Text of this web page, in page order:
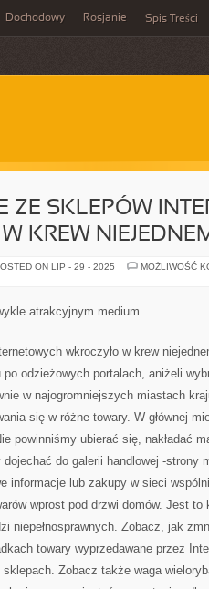
Dochodowy Rosjanie Spis Treści
ZE SKLEPÓW
KREW
ON LIP - 29 - 2025
MOŻLIWOŚĆ
atrakcyjnym medium
wkroczyło w krew
odzieżowych portalach, aniżeli
w najogromniejszych miastach
się w różne towary. W głównej
powinniśmy ubierać się, nakładać
do galerii handlowej -strony
informacje lub zakupy w sieci
wprost pod drzwi domów. Jest
niepełnosprawnych. Zobacz, jak
towary wyprzedawane przez
Zobacz także waga